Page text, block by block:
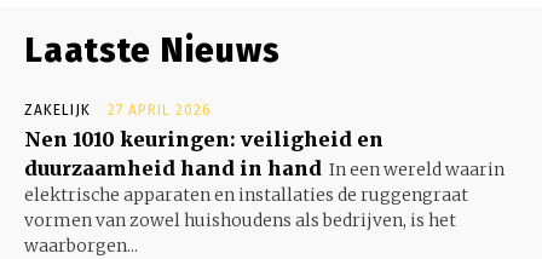
Laatste Nieuws
ZAKELIJK 27 APRIL 2026
Nen 1010 keuringen: veiligheid en
duurzaamheid hand in hand In een wereld waarin
elektrische apparaten en installaties de ruggengraat
vormen van zowel huishoudens als bedrijven, is het
waarborgen...